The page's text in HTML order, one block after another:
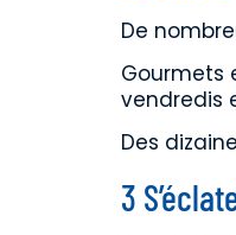
De
Gourmets
vendredis
Des
3